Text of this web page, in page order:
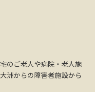
のご老人や病院・老人施
洲からの障害者施設から